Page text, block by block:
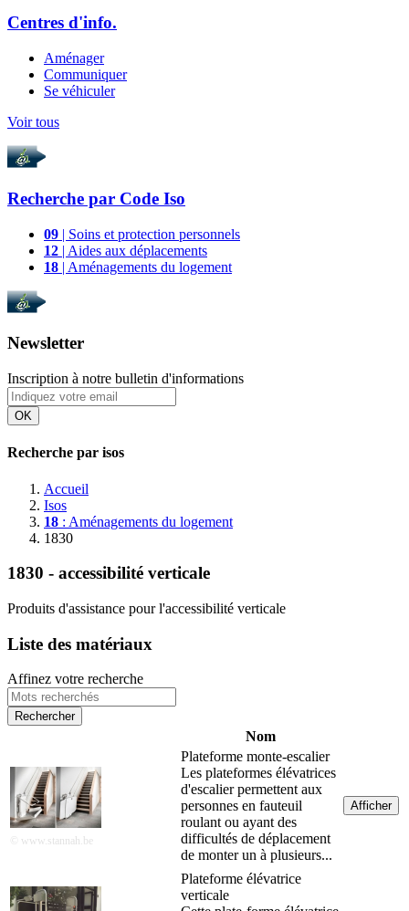
Centres d'info.
Aménager
Communiquer
Se véhiculer
Voir tous
Recherche par Code Iso
09 | Soins et protection personnels
12 | Aides aux déplacements
18 | Aménagements du logement
Newsletter
Inscription à notre bulletin d'informations
OK
Recherche par isos
Accueil
Isos
18 : Aménagements du logement
1830
1830 - accessibilité verticale
Produits d'assistance pour l'accessibilité verticale
Liste des matériaux
Affinez votre recherche
Nom
© www.stannah.be
Plateforme monte-escalier
Les plateformes élévatrices
d'escalier permettent aux
personnes en fauteuil
roulant ou ayant des
difficultés de déplacement
de monter un à plusieurs...
Afficher
Plateforme élévatrice
verticale